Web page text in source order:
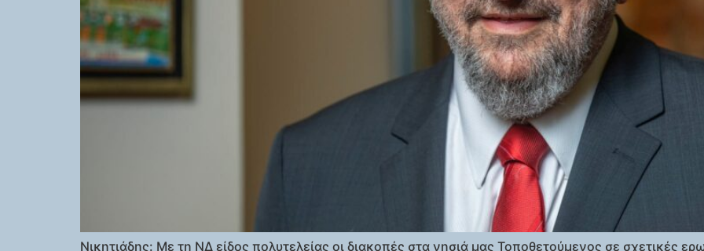
Νικητιάδης: Με τη ΝΔ είδος πολυτελείας οι διακοπές στα νησιά μας Τοποθετούμενος σε σχετικές